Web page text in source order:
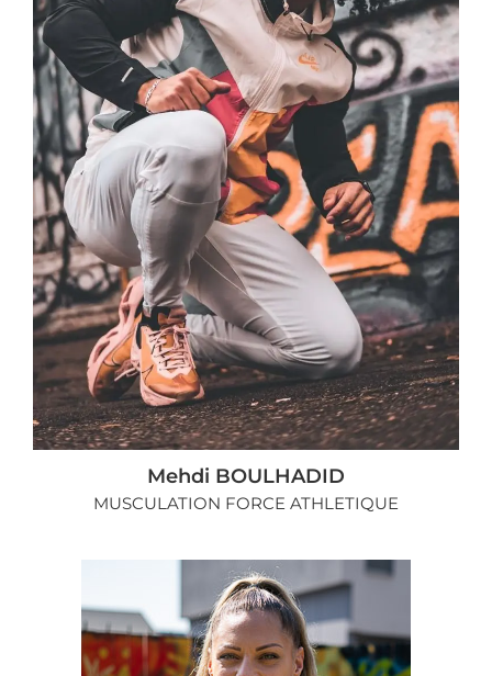
Mehdi BOULHADID
MUSCULATION FORCE ATHLETIQUE